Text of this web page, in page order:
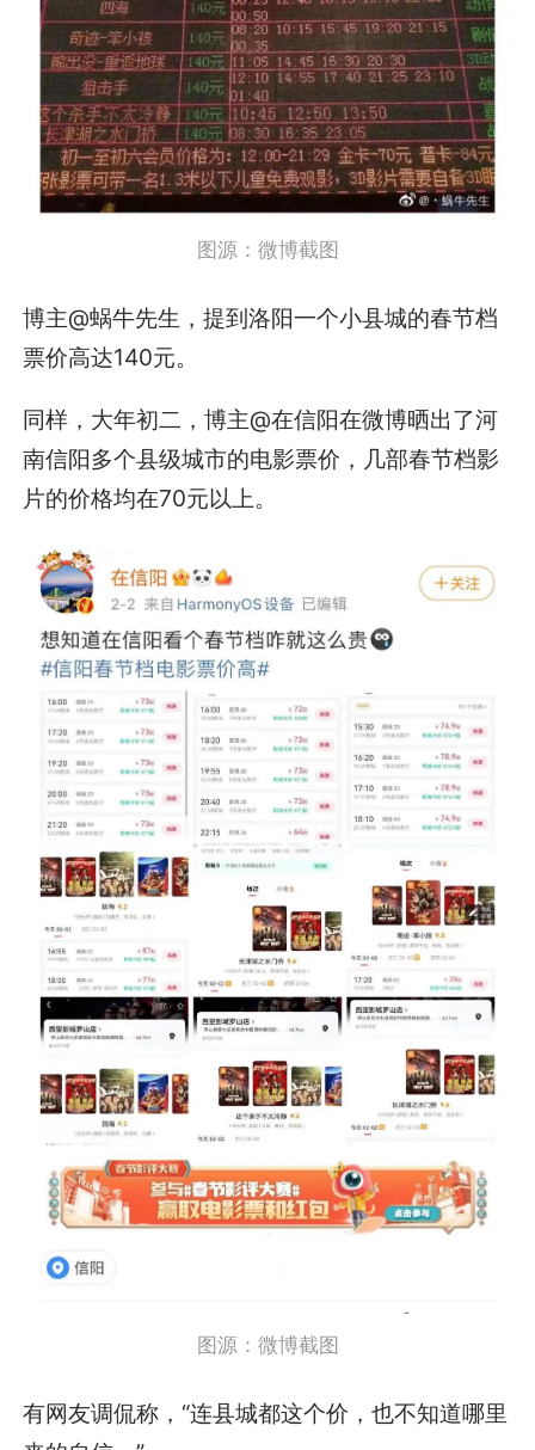
图源：微博截图
博主@蜗牛先生，提到洛阳一个小县城的春节档
票价高达140元。
同样，大年初二，博主@在信阳在微博晒出了河
南信阳多个县级城市的电影票价，几部春节档影
片的价格均在70元以上。
图源：微博截图
有网友调侃称，“连县城都这个价，也不知道哪里